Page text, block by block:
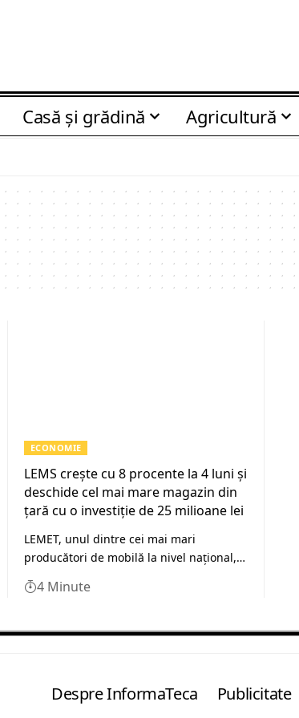
Casă şi grădină Agricultură
ECONOMIE
LEMS crește cu 8 procente la 4 luni și
deschide cel mai mare magazin din
țară cu o investiție de 25 milioane lei
LEMET, unul dintre cei mai mari
producători de mobilă la nivel național,…
4 Minute
Despre InformaTeca Publicitate